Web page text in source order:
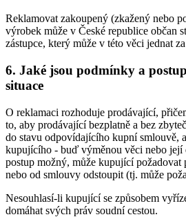
Reklamovat zakoupený (zkažený nebo
výrobek může v České republice občan
zástupce, který může v této věci jednat
6. Jaké jsou podmínky a
situace
O reklamaci rozhoduje prodávající,
to, aby prodávající bezplatně a bez
do stavu odpovídajícího kupní smlouvě,
kupujícího - buď výměnou věci nebo
postup možný, může kupující požadovat
nebo od smlouvy odstoupit (tj. může
Nesouhlasí-li kupující se způsobem
domáhat svých práv soudní cestou.